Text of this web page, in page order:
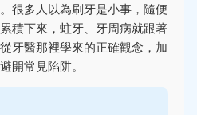
很多人以為刷牙是小事，隨便
積下來，蛀牙、牙周病就跟著
牙醫那裡學來的正確觀念，加
開常見陷阱。